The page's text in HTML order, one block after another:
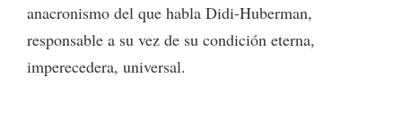
anacronismo del que habla Didi-Huberman,
responsable a su vez de su condición eterna,
imperecedera, universal.